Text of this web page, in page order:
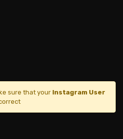
sure that your Instagram User